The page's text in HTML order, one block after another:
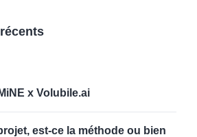
x Volubile.ai
est-ce la méthode ou bien